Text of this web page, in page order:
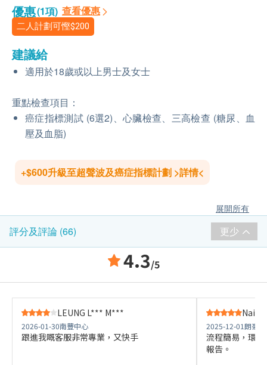
優惠(1項) 查看優惠
二人計劃可慳$200
建議給
適用於18歲或以上男士及女士
重點檢查項目：
癌症指標測試 (6選2)、心臟檢查、三高檢查 (糖尿、血
壓及血脂)
+$600升級至超聲波及癌症指標計劃 >詳情<
展開所有
評分及評論 (66) 更少
4.3/5
LEUNG L*** M***
2026-01-30南豐中心
跟進我嘅客服非常專業，又快手
Nai
2025-12-01 朗豪
流程簡易，環
報告。